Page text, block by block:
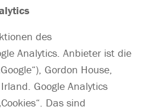
des
Analytics. Anbieter ist die
Gordon House,
Google Analytics
Das sind